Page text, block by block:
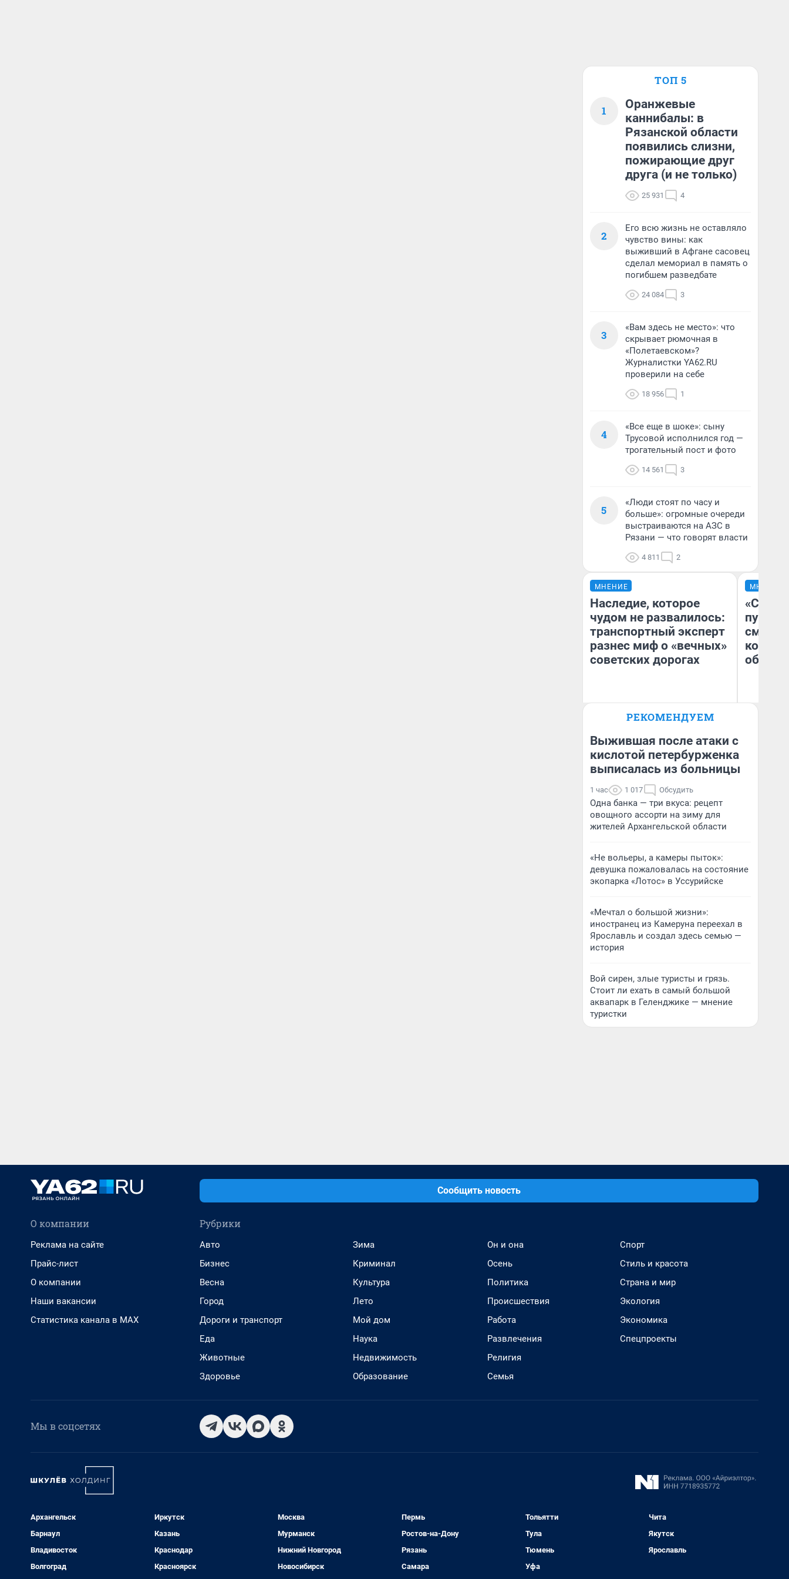
ТОП 5
1
Оранжевые
каннибалы: в
Рязанской области
появились слизни,
пожирающие друг
друга (и не только)
25 931 4
2
Его всю жизнь не оставляло
чувство вины: как
выживший в Афгане сасовец
сделал мемориал в память о
погибшем разведбате
24 084 3
3
«Вам здесь не место»: что
скрывает рюмочная в
«Полетаевском»?
Журналистки YA62.RU
проверили на себе
18 956 1
4
«Все еще в шоке»: сыну
Трусовой исполнился год —
трогательный пост и фото
14 561 3
5
«Люди стоят по часу и
больше»: огромные очереди
выстраиваются на АЗС в
Рязани — что говорят власти
4 811 2
МНЕНИЕ
Наследие, которое
чудом не развалилось:
транспортный эксперт
разнес миф о «вечных»
советских дорогах
Блогер, предприниматель,
бизнесе
МНЕНИЕ
РЕКОМЕНДУЕМ
Выжившая после атаки с
кислотой петербурженка
выписалась из больницы
1 час 1 017 Обсудить
Одна банка — три вкуса: рецепт
овощного ассорти на зиму для
жителей Архангельской области
«Не вольеры, а камеры пыток»:
девушка пожаловалась на состояние
экопарка «Лотос» в Уссурийске
«Мечтал о большой жизни»:
иностранец из Камеруна переехал в
Ярославль и создал здесь семью —
история
Вой сирен, злые туристы и грязь.
Стоит ли ехать в самый большой
аквапарк в Геленджике — мнение
туристки
Сообщить новость
О компании
Реклама на сайте
Прайс-лист
О компании
Наши вакансии
Статистика канала в MAX
Рубрики
Авто
Бизнес
Весна
Город
Дороги и транспорт
Еда
Животные
Здоровье
Зима
Криминал
Культура
Лето
Мой дом
Наука
Недвижимость
Образование
Он и она
Осень
Политика
Происшествия
Работа
Развлечения
Религия
Семья
Спорт
Стиль и красота
Страна и мир
Экология
Экономика
Спецпроекты
Мы в соцсетях
Архангельск
Барнаул
Владивосток
Волгоград
Иркутск
Казань
Краснодар
Красноярск
Москва
Мурманск
Нижний Новгород
Новосибирск
Пермь
Ростов-на-Дону
Рязань
Самара
Тольятти
Тула
Тюмень
Уфа
Чита
Якутск
Ярославль